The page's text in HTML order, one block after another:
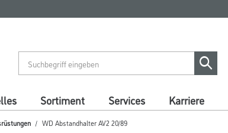
Sortiment Services Karriere
WD Abstandhalter AV2 20/89